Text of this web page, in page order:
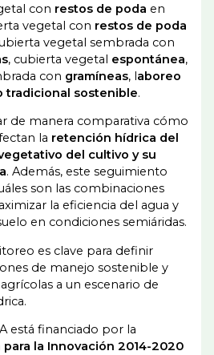
con restos de poda en
vegetal con restos de poda
vegetal sembrada con
, cubierta vegetal espontánea,
con gramíneas, laboreo
tradicional sostenible.
de manera comparativa cómo
la retención hídrica del
del cultivo y su
. Además, este seguimiento
son las combinaciones
la eficiencia del agua y
en condiciones semiáridas.
es clave para definir
de manejo sostenible y
a un escenario de
está financiado por la
la Innovación 2014-2020